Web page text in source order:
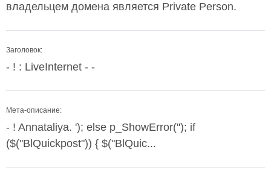
владельцем домена является Private Person.
Заголовок:
- ! : LiveInternet - -
Мета-описание:
- ! Annataliya. '); else p_ShowError(''); if
($("BlQuickpost")) { $("BlQuic...